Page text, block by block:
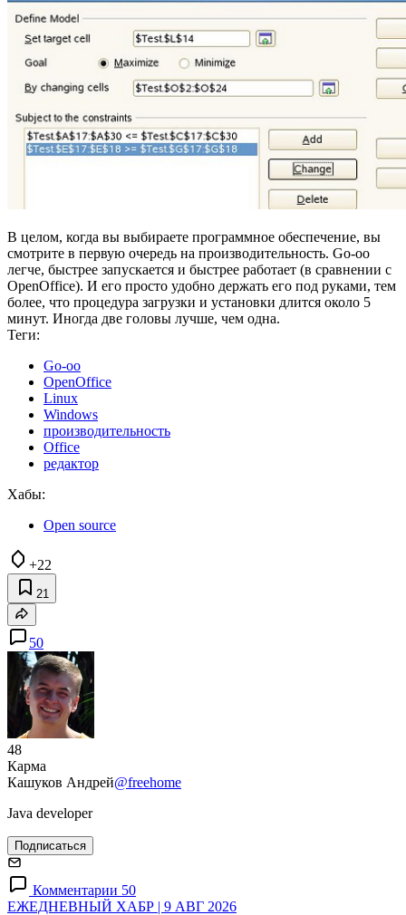
В целом, когда вы выбираете программное обеспечение, вы
смотрите в первую очередь на производительность. Go-oo
легче, быстрее запускается и быстрее работает (в сравнении с
OpenOffice). И его просто удобно держать его под руками, тем
более, что процедура загрузки и установки длится около 5
минут. Иногда две головы лучше, чем одна.
Теги:
Go-oo
OpenOffice
Linux
Windows
производительность
Office
редактор
Хабы:
Open source
+22
21
50
48
Карма
Кашуков Андрей@freehome
Java developer
Подписаться
Комментарии 50
ЕЖЕДНЕВНЫЙ ХАБР | 9 АВГ 2026